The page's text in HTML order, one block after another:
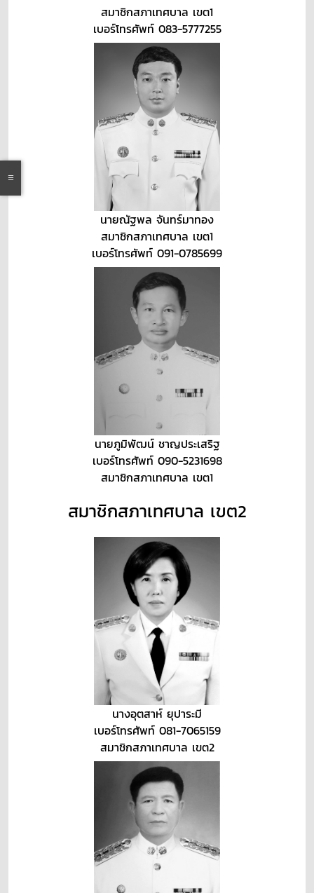
สมาชิกสภาเทศบาล เขต1
เบอร์โทรศัพท์ 083-5777255
นายณัฐพล จันทร์มาทอง
สมาชิกสภาเทศบาล เขต1
เบอร์โทรศัพท์ 091-0785699
นายภูมิพัฒน์ ชาญประเสริฐ
เบอร์โทรศัพท์ 090-5231698
สมาชิกสภาเทศบาล เขต1
สมาชิกสภาเทศบาล เขต2
นางอุตสาห์ ยุปาระมี
เบอร์โทรศัพท์ 081-7065159
สมาชิกสภาเทศบาล เขต2